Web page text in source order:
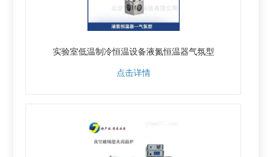
实验室低温制冷恒温设备液氮恒温器气氛型
点击详情